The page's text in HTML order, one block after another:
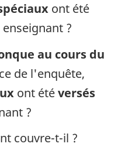
ont été
?
au cours du
de l'enquête,
ont étéversés
?
couvre-t-il ?